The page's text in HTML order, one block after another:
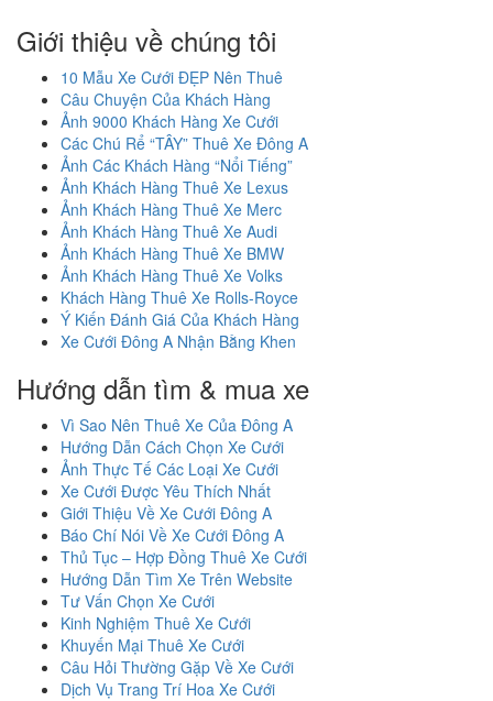
Giới thiệu về chúng tôi
10 Mẫu Xe Cưới ĐẸP Nên Thuê
Câu Chuyện Của Khách Hàng
Ảnh 9000 Khách Hàng Xe Cưới
Các Chú Rể “TÂY” Thuê Xe Đông A
Ảnh Các Khách Hàng “Nổi Tiếng”
Ảnh Khách Hàng Thuê Xe Lexus
Ảnh Khách Hàng Thuê Xe Merc
Ảnh Khách Hàng Thuê Xe Audi
Ảnh Khách Hàng Thuê Xe BMW
Ảnh Khách Hàng Thuê Xe Volks
Khách Hàng Thuê Xe Rolls-Royce
Ý Kiến Đánh Giá Của Khách Hàng
Xe Cưới Đông A Nhận Bằng Khen
Hướng dẫn tìm & mua xe
Vì Sao Nên Thuê Xe Của Đông A
Hướng Dẫn Cách Chọn Xe Cưới
Ảnh Thực Tế Các Loại Xe Cưới
Xe Cưới Được Yêu Thích Nhất
Giới Thiệu Về Xe Cưới Đông A
Báo Chí Nói Về Xe Cưới Đông A
Thủ Tục – Hợp Đồng Thuê Xe Cưới
Hướng Dẫn Tìm Xe Trên Website
Tư Vấn Chọn Xe Cưới
Kinh Nghiệm Thuê Xe Cưới
Khuyến Mại Thuê Xe Cưới
Câu Hỏi Thường Gặp Về Xe Cưới
Dịch Vụ Trang Trí Hoa Xe Cưới